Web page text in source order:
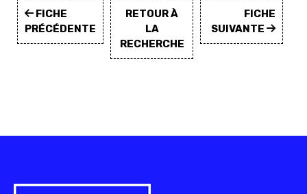
FICHE
PRÉCÉDENTE
RETOUR À
LA
RECHERCHE
FICHE
SUIVANTE